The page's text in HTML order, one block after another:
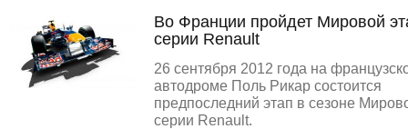
Во Франции пройдет Мировой
серии Renault
26 сентября 2012 года на
автодроме Поль Рикар состоится
предпоследний этап в сезоне
серии Renault.